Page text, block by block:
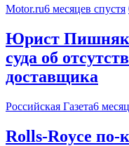
Motor.ru6 месяцев спустя
Юрист Пишняк
суда об
доставщика
Российская Газета6
Rolls-Royce по-